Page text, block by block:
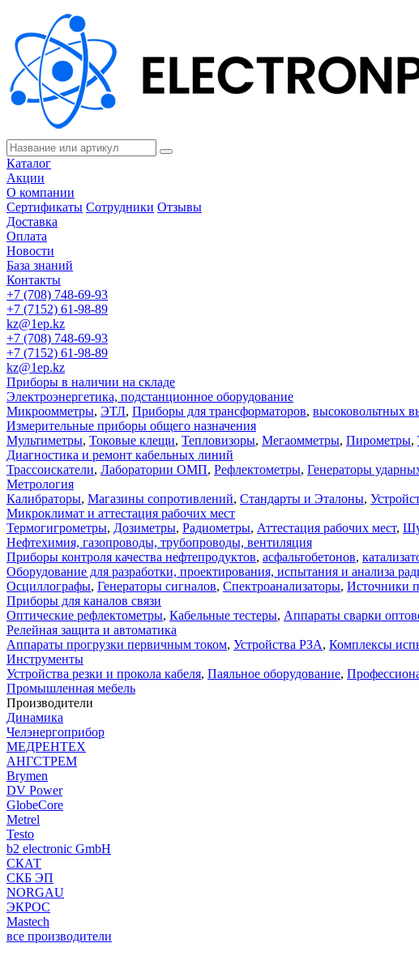
Каталог
Акции
О компании
Сертификаты Сотрудники Отзывы
Доставка
Оплата
Новости
База знаний
Контакты
+7 (708) 748-69-93
+7 (7152) 61-98-89
kz@1ep.kz
+7 (708) 748-69-93
+7 (7152) 61-98-89
kz@1ep.kz
Приборы в наличии на складе
Электроэнергетика, подстанционное оборудование
Микроомметры, ЭТЛ, Приборы для трансформаторов, высоковольтных
Измерительные приборы общего назначения
Мультиметры, Токовые клещи, Тепловизоры, Мегаомметры, Пирометры,
Диагностика и ремонт кабельных линий
Трассоискатели, Лаборатории ОМП, Рефлектометры, Генераторы
Метрология
Калибраторы, Магазины сопротивлений, Стандарты и Эталоны,
Микроклимат и аттестация рабочих мест
Термогигрометры, Дозиметры, Радиометры, Аттестация рабочих мест,
Нефтехимия, газопроводы, трубопроводы, вентиляция
Приборы контроля качества нефтепродуктов, асфальтобетонов,
Оборудование для разработки, проектирования, испытания и анализа
Осциллографы, Генераторы сигналов, Спектроанализаторы, Источники
Приборы для каналов связи
Оптические рефлектометры, Кабельные тестеры, Аппараты сварки
Релейная защита и автоматика
Аппараты прогрузки первичным током, Устройства РЗА, Комплексы
Инструменты
Устройства резки и прокола кабеля, Паяльное оборудование,
Промышленная мебель
Производители
Динамика
Челэнергоприбор
МЕДРЕНТЕХ
АНГСТРЕМ
Brymen
DV Power
GlobeCore
Metrel
Testo
b2 electronic GmbH
СКАТ
СКБ ЭП
NORGAU
ЭКРОС
Mastech
все производители